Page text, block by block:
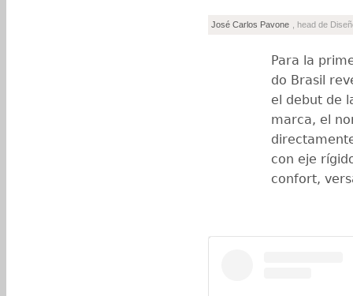
José Carlos Pavone , head de
Para la
do Brasil
el debut de
marca, el
con eje
confort,